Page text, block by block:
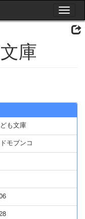
Toggle
庫
も文庫
モブンコ